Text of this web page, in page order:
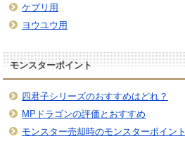
ケプリ用
ヨウユウ用
モンスターポイント
四君子シリーズのおすすめはどれ？
MPドラゴンの評価とおすすめ
モンスター売却時のモンスターポイント